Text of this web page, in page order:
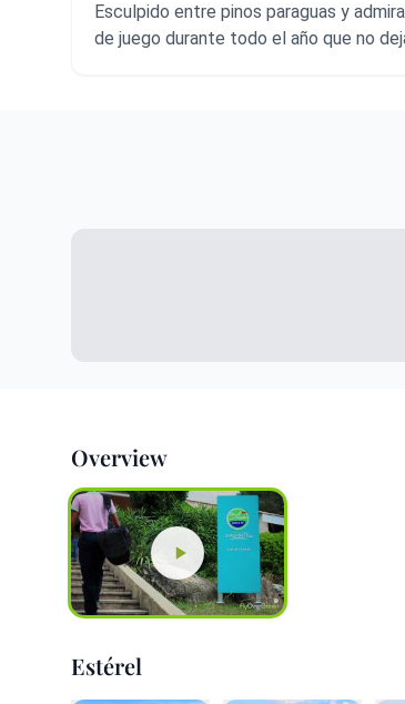
Esculpido entre pinos paraguas y
de juego durante todo el año que no
Overview
Estérel